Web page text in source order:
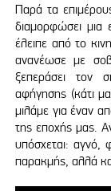
Παρά τα
διαμορφώσει μια
έλειπε από το
ανανέωσε με
ξεπεράσει τον
αφήγησης (κάτι
μιλάμε για έναν
της εποχής μας.
υπόσχεται: αγνό,
παρακμής, αλλά